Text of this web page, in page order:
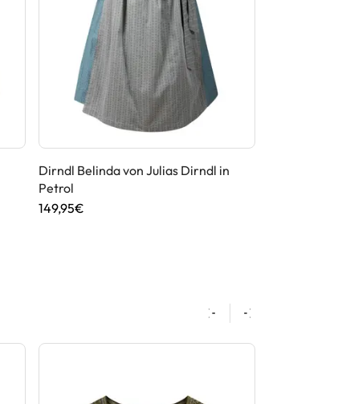
Dirndl Belinda von Julias Dirndl in
Petrol
149,95€